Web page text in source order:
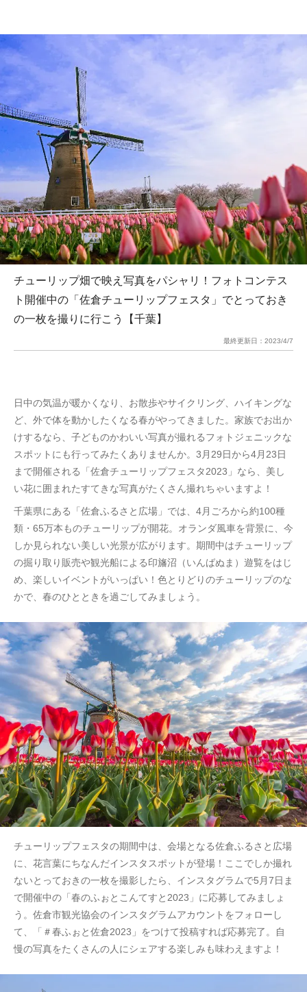
チューリップ畑で映え写真をパシャリ！フォトコンテス
ト開催中の「佐倉チューリップフェスタ」でとっておき
の一枚を撮りに行こう【千葉】
最終更新日： 2023/4/7
日中の気温が暖かくなり、お散歩やサイクリング、ハイキングな
ど、外で体を動かしたくなる春がやってきました。家族でお出か
けするなら、子どものかわいい写真が撮れるフォトジェニックな
スポットにも行ってみたくありませんか。3月29日から4月23日
まで開催される「佐倉チューリップフェスタ2023」なら、美し
い花に囲まれたすてきな写真がたくさん撮れちゃいますよ！
千葉県にある「佐倉ふるさと広場」では、4月ごろから約100種
類・65万本ものチューリップが開花。オランダ風車を背景に、今
しか見られない美しい光景が広がります。期間中はチューリップ
の掘り取り販売や観光船による印旛沼（いんばぬま）遊覧をはじ
め、楽しいイベントがいっぱい！色とりどりのチューリップのな
かで、春のひとときを過ごしてみましょう。
チューリップフェスタの期間中は、会場となる佐倉ふるさと広場
に、花言葉にちなんだインスタスポットが登場！ここでしか撮れ
ないとっておきの一枚を撮影したら、インスタグラムで5月7日ま
で開催中の「春のふぉとこんてすと2023」に応募してみましょ
う。佐倉市観光協会のインスタグラムアカウントをフォローし
て、「＃春ふぉと佐倉2023」をつけて投稿すれば応募完了。自
慢の写真をたくさんの人にシェアする楽しみも味わえますよ！